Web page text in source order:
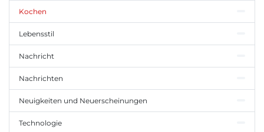
Kochen
Lebensstil
Nachricht
Nachrichten
Neuigkeiten und Neuerscheinungen
Technologie